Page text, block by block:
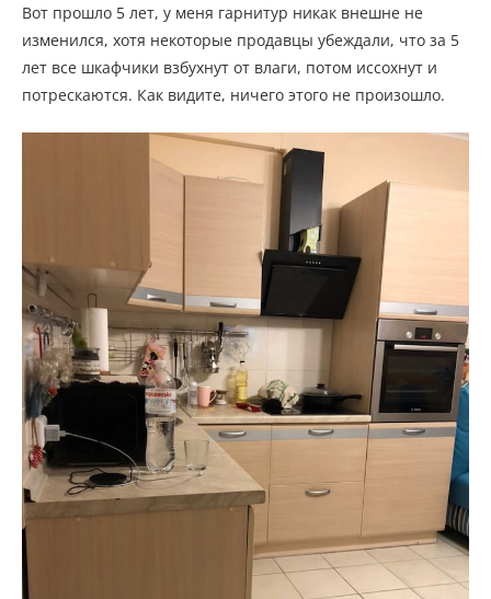
Вот прошло 5 лет, у меня гарнитур никак внешне не
изменился, хотя некоторые продавцы убеждали, что за 5
лет все шкафчики взбухнут от влаги, потом иссохнут и
потрескаются. Как видите, ничего этого не произошло.